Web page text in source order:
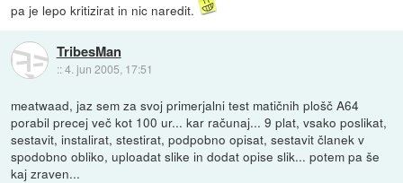
pa je lepo kritizirat in nic naredit.
TribesMan
::4. jun 2005, 17:51
meatwaad, jaz sem za svoj primerjalni test matičnih plošč A64
porabil precej več kot 100 ur... kar računaj... 9 plat, vsako poslikat,
sestavit, instalirat, stestirat, podpobno opisat, sestavit članek v
spodobno obliko, uploadat slike in dodat opise slik... potem pa še
kaj zraven...